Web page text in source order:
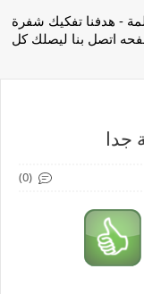
- هدفنا تفكيك شفرة
اتصل بنا ليصلك كل
جدا
(0)